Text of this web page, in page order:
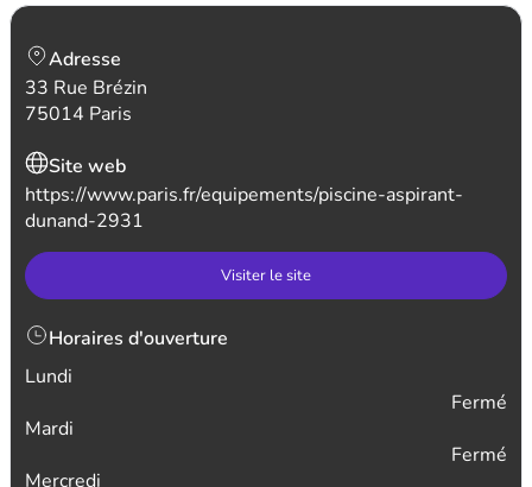
Adresse
33 Rue Brézin
75014 Paris
Site web
https://www.paris.fr/equipements/piscine-aspirant-
dunand-2931
Visiter le site
Horaires d'ouverture
Lundi
Fermé
Mardi
Fermé
Mercredi